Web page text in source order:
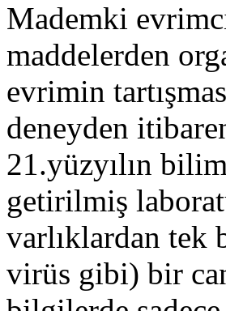
Mademki
maddelerden
evrimin
deneyden
21.yüzyılın
getirilmiş
varlıklardan tek
virüs gibi) bir